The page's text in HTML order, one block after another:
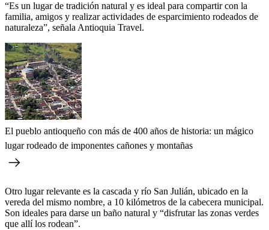
“Es un lugar de tradición natural y es ideal para compartir con la
familia, amigos y realizar actividades de esparcimiento rodeados de
naturaleza”, señala Antioquia Travel.
El pueblo antioqueño con más de 400 años de historia: un mágico
lugar rodeado de imponentes cañones y montañas
Otro lugar relevante es la cascada y río San Julián, ubicado en la
vereda del mismo nombre, a 10 kilómetros de la cabecera municipal.
Son ideales para darse un baño natural y “disfrutar las zonas verdes
que allí los rodean”.